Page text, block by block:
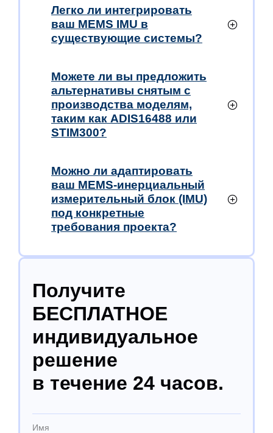
Легко ли интегрировать
ваш MEMS IMU в
существующие системы?
Можете ли вы предложить
альтернативы снятым с
производства моделям,
таким как ADIS16488 или
STIM300?
Можно ли адаптировать
ваш MEMS-инерциальный
измерительный блок (IMU)
под конкретные
требования проекта?
Получите
БЕСПЛАТНОЕ
индивидуальное
решение
в течение 24 часов.
Имя